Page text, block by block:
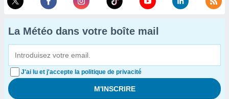
La Météo dans votre boîte mail
J'ai lu et j'accepte la politique de privacité